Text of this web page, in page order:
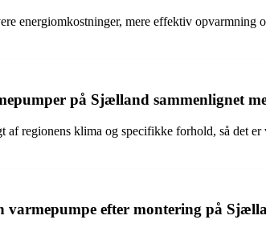
energiomkostninger, mere effektiv
på Sjælland sammenlignet
regionens klima og specifikke forhold, så det
efter montering på